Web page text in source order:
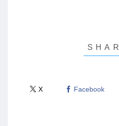
X Facebook